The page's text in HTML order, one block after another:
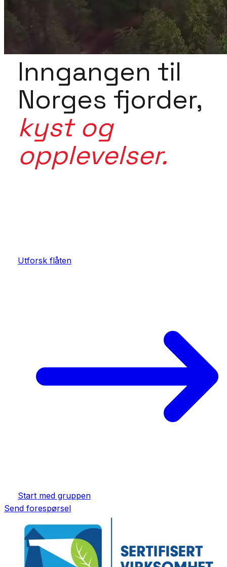
Inngangen til
Norges fjorder,
kyst og
opplevelser.
Utforsk flåten
Start med gruppen
Send forespørsel